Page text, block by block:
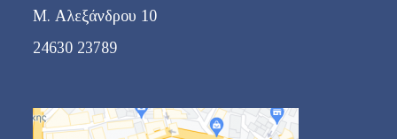
Μ. Αλεξάνδρου 10
24630 23789